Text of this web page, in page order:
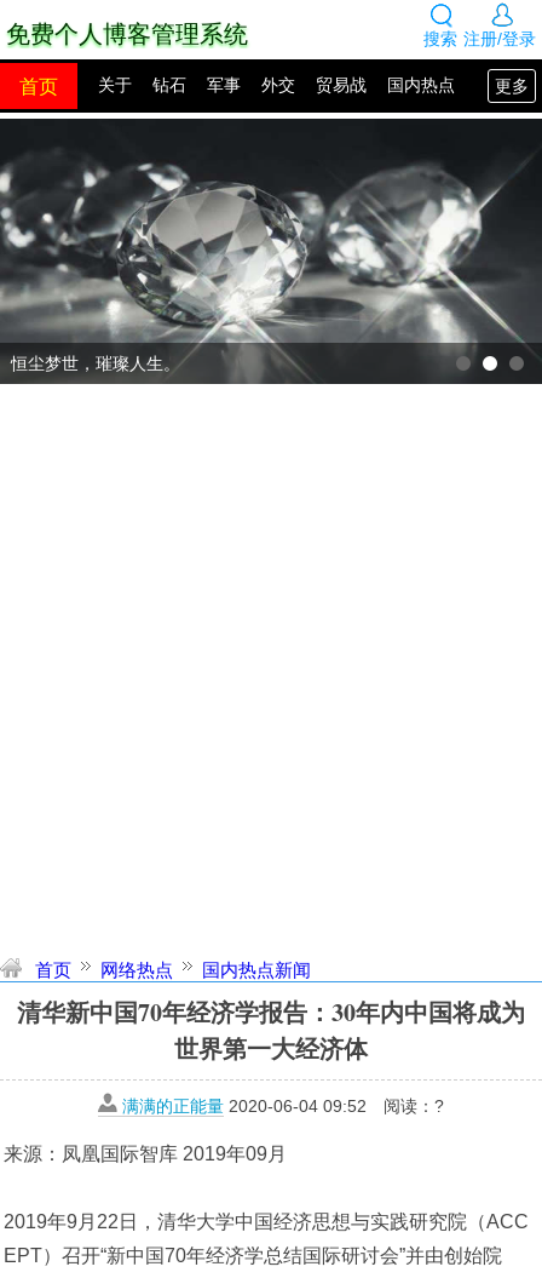
注册/登录
搜索
免费个人博客管理系统
更多
首页 关于 钻石 军事 外交 贸易战 国内热点
网站模板 源码下载 创业赚钱 图片展示 留言板
恒尘梦世，璀璨人生。
首页 网络热点 国内热点新闻
清华新中国70年经济学报告：30年内中国将成为
世界第一大经济体
满满的正能量 2020-06-04 09:52 阅读： ?
来源：凤凰国际智库 2019年09月
2019年9月22日，清华大学中国经济思想与实践研究院（ACC
EPT）召开“新中国70年经济学总结国际研讨会”并由创始院